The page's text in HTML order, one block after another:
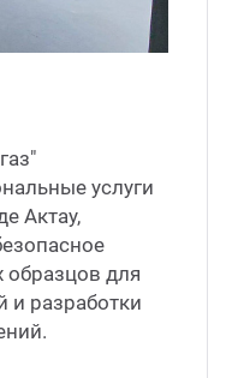
услуги
Актау,
образцов для
и разработки